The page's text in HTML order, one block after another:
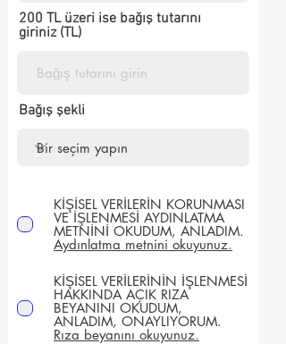
200 TL üzeri ise bağış tutarını
giriniz (TL)
Bağış şekli
KİŞİSEL VERİLERİN KORUNMASI
VE İŞLENMESİ AYDINLATMA
METNİNİ OKUDUM, ANLADIM.
Aydınlatma metnini okuyunuz.
KİŞİSEL VERİLERİNİN İŞLENMESİ
HAKKINDA AÇIK RIZA
BEYANINI OKUDUM,
ANLADIM, ONAYLIYORUM.
Rıza beyanını okuyunuz.